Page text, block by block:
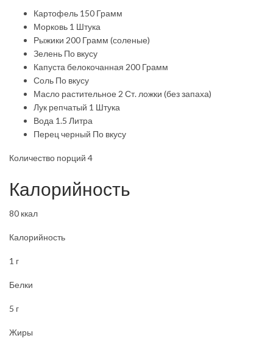
Картофель 150 Грамм
Морковь 1 Штука
Рыжики 200 Грамм (соленые)
Зелень По вкусу
Капуста белокочанная 200 Грамм
Соль По вкусу
Масло растительное 2 Ст. ложки (без запаха)
Лук репчатый 1 Штука
Вода 1.5 Литра
Перец черный По вкусу
Количество порций 4
Калорийность
80 ккал
Калорийность
1 г
Белки
5 г
Жиры